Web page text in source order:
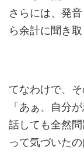
さらには、発
ら余計に聞き取
てなわけで、そ
「あぁ、自分
話しても全然問
って気づいた